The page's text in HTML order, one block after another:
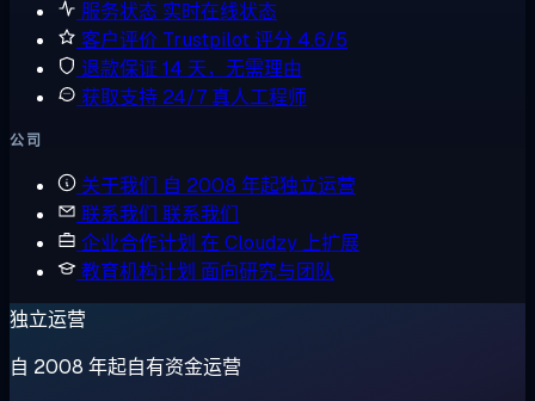
服务状态 实时在线状态
客户评价 Trustpilot 评分 4.6/5
退款保证 14 天，无需理由
获取支持 24/7 真人工程师
公司
关于我们 自 2008 年起独立运营
联系我们 联系我们
企业合作计划 在 Cloudzy 上扩展
教育机构计划 面向研究与团队
独立运营
自 2008 年起自有资金运营